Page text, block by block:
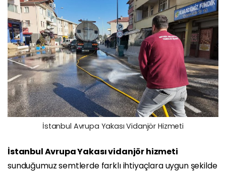
İstanbul Avrupa Yakası Vidanjör Hizmeti
İstanbul Avrupa Yakası vidanjör hizmeti
sunduğumuz semtlerde farklı ihtiyaçlara uygun şekilde